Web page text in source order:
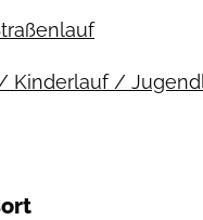
Kinderlauf /